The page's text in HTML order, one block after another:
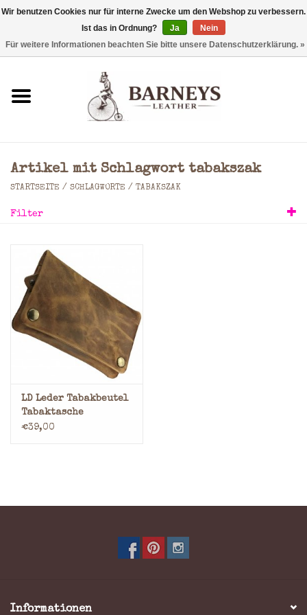
0 Artikel - €0,00
Geldbörse
Rucksäcke
Taschen
Accessoires
Marken
Artikel mit Schlagwort tabakszak
STARTSEITE / SCHLAGWORTE / TABAKSZAK
Filter
LD Leder Tabakbeutel
Tabaktasche
€39,00
Informationen
Wir benutzen Cookies nur für interne Zwecke um den Webshop zu verbessern.
Ist das in Ordnung?
Ja
Nein
Für weitere Informationen beachten Sie bitte unsere Datenschutzerklärung. »